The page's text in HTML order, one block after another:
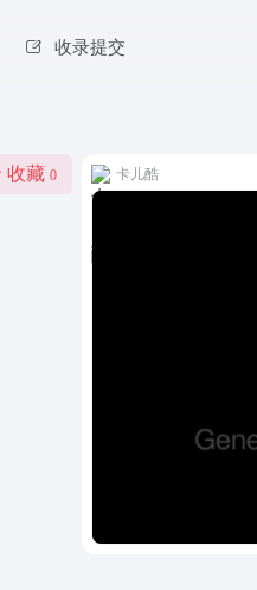
收录提交
收藏 0 卡儿酷